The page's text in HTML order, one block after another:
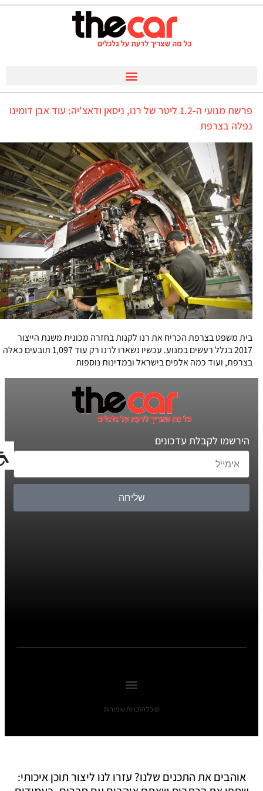
פרשת מנועי ה-1.2 ליטר של רנו, ניסאן ודאצ'יה: עוד אבן דומינו
נפלה בצרפת
בית משפט בצרפת הכריח את רנו לקנות בחזרה מכונית משנת הייצור
2017 בגלל רעשים במנוע. עכשיו נשארו לרנו רק עוד 1,097 תובעים כאלה
בצרפת, ועוד כמה אלפים בישראל ובמדינות נוספות
הירשמו לקבלת עדכונים
שליחה
© כל הזכויות שומורות
אוהבים את התכנים שלנו? עזרו לנו ליצור תוכן איכותי: